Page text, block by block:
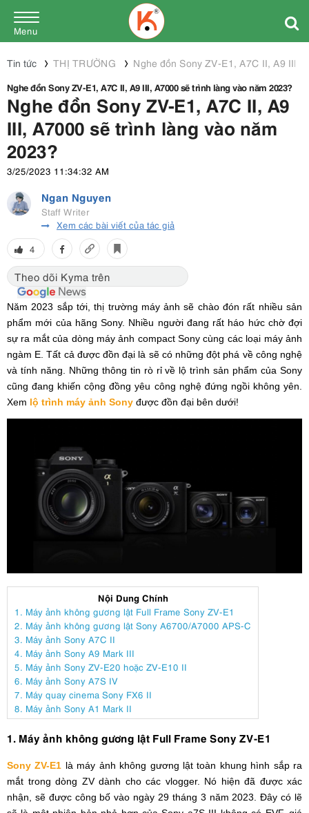
Menu
Tin tức THỊ TRƯỜNG
Nghe đồn Sony ZV-E1, A7C II, A9 III,
Nghe đồn Sony ZV-E1, A7C II, A9 III, A7000 sẽ trình làng vào năm 2023?
Nghe đồn Sony ZV-E1, A7C II, A9
III, A7000 sẽ trình làng vào năm
2023?
3/25/2023 11:34:32 AM
Ngan Nguyen
Staff Writer
Xem các bài viết của tác giả
4
Theo dõi Kyma trên
Năm 2023 sắp tới, thị trường máy ảnh sẽ chào đón rất nhiều sản
phẩm mới của hãng Sony. Nhiều người đang rất háo hức chờ đợi
sự ra mắt của dòng máy ảnh compact Sony cùng các loại máy ảnh
ngàm E. Tất cả được đồn đại là sẽ có những đột phá về công nghệ
và tính năng. Những thông tin rò rỉ về lộ trình sản phẩm của Sony
cũng đang khiến cộng đồng yêu công nghệ đứng ngồi không yên.
Xem lộ trình máy ảnh Sony được đồn đại bên dưới!
Nội Dung Chính
1. Máy ảnh không gương lật Full Frame Sony ZV-E1
2. Máy ảnh không gương lật Sony A6700/A7000 APS-C
3. Máy ảnh Sony A7C II
4. Máy ảnh Sony A9 Mark III
5. Máy ảnh Sony ZV-E20 hoặc ZV-E10 II
6. Máy ảnh Sony A7S IV
7. Máy quay cinema Sony FX6 II
8. Máy ảnh Sony A1 Mark II
1. Máy ảnh không gương lật Full Frame Sony ZV-E1
Sony ZV-E1 là máy ảnh không gương lật toàn khung hình sắp ra
mắt trong dòng ZV dành cho các vlogger. Nó hiện đã được xác
nhận, sẽ được công bố vào ngày 29 tháng 3 năm 2023. Đây có lẽ